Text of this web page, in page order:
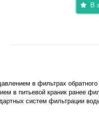
В
в фильтрах
в питьевой краник ранее
систем фильтрации